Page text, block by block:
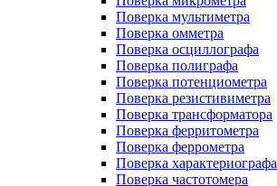
Поверка мультиметра
Поверка омметра
Поверка осциллографа
Поверка полиграфа
Поверка потенциометра
Поверка резистивиметра
Поверка трансформатора
Поверка ферритометра
Поверка феррометра
Поверка характериографа
Поверка частотомера